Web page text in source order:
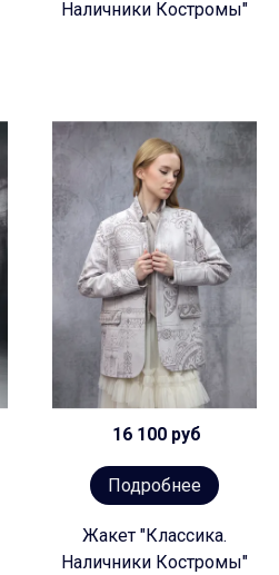
Наличники Костромы"
16 100 руб
Подробнее
Жакет "Классика.
Наличники Костромы"